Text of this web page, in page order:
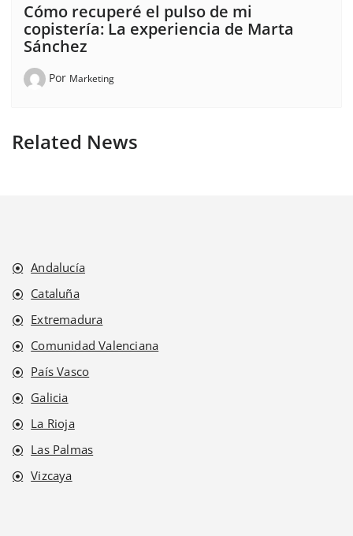
Related News
Cómo recuperé el pulso de mi
copistería: La experiencia de Marta
Sánchez
Por Marketing
Andalucía
Cataluña
Extremadura
Comunidad Valenciana
País Vasco
Galicia
La Rioja
Las Palmas
Vizcaya